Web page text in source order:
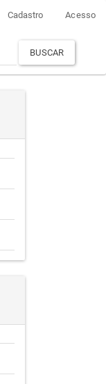
Cadastro Acesso
BUSCAR